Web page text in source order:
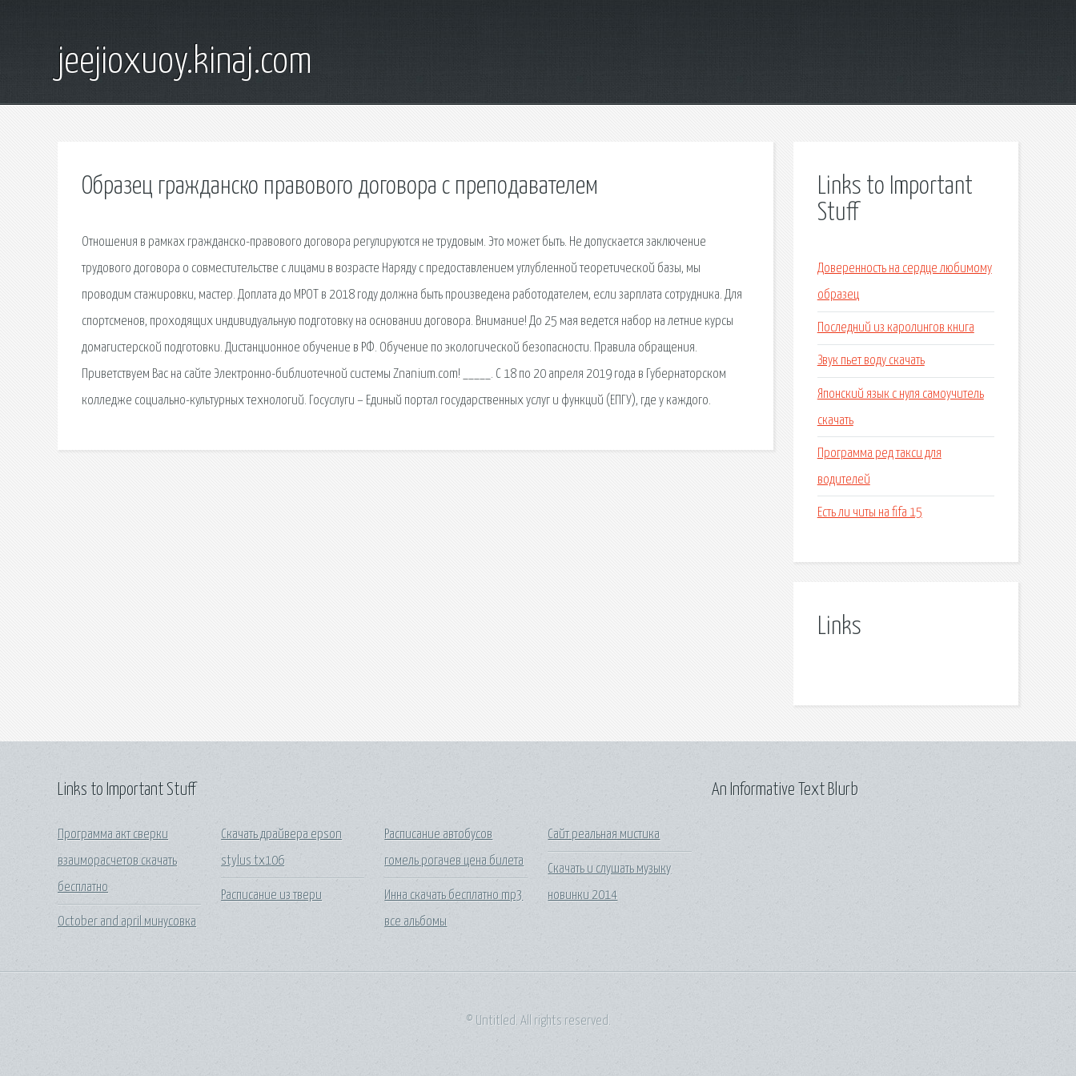
jeejioxuoy.kinaj.com
Образец гражданско правового договора с преподавателем
Отношения в рамках гражданско-правового договора регулируются не трудовым. Это может быть. Не допускается заключение
трудового договора о совместительстве с лицами в возрасте Наряду с предоставлением углубленной теоретической базы, мы
проводим стажировки, мастер. Доплата до МРОТ в 2018 году должна быть произведена работодателем, если зарплата сотрудника. Для
спортсменов, проходящих индивидуальную подготовку на основании договора. Внимание! До 25 мая ведется набор на летние курсы
домагистерской подготовки. Дистанционное обучение в РФ. Обучение по экологической безопасности. Правила обращения.
Приветствуем Вас на сайте Электронно-библиотечной системы Znanium.com! _____. С 18 по 20 апреля 2019 года в Губернаторском
колледже социально-культурных технологий. Госуслуги – Единый портал государственных услуг и функций (ЕПГУ), где у каждого.
Links to Important
Stuff
Доверенность на сердце любимому
образец
Последний из каролингов книга
Звук пьет воду скачать
Японский язык с нуля самоучитель
скачать
Программа ред такси для
водителей
Есть ли читы на fifa 15
Links
Links to Important Stuff
Программа акт сверки
взаиморасчетов скачать
бесплатно
October and april минусовка
Скачать драйвера epson
stylus tx106
Расписание из твери
Расписание автобусов
гомель рогачев цена билета
Инна скачать бесплатно mp3
все альбомы
Сайт реальная мистика
Скачать и слушать музыку
новинки 2014
An Informative Text Blurb
© Untitled. All rights reserved.